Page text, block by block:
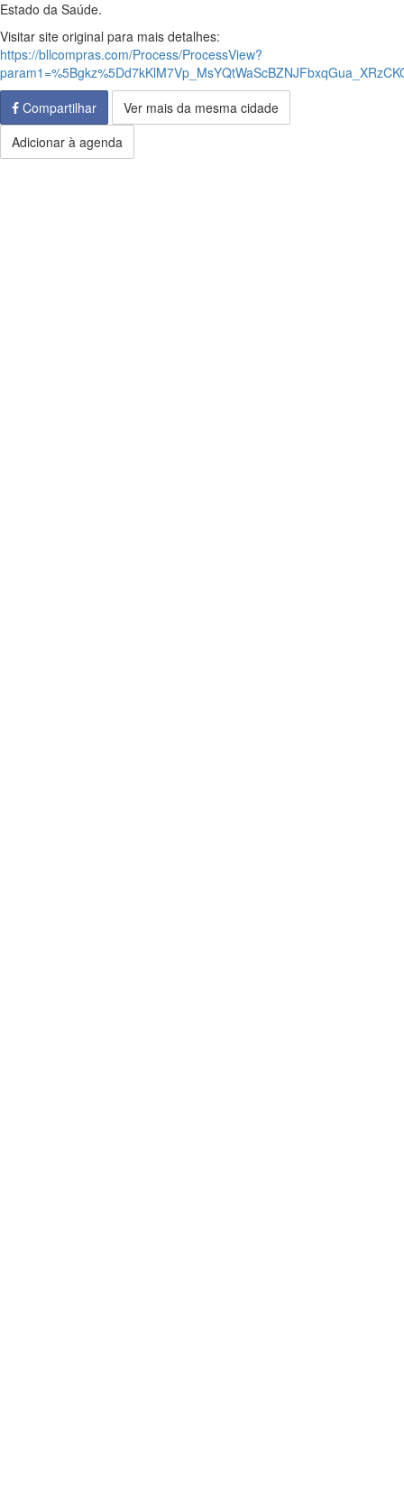
Estado da Saúde.
Visitar site original para mais detalhes:
https://bllcompras.com/Process/ProcessView?
Compartilhar
Ver mais da mesma cidade
Adicionar à agenda